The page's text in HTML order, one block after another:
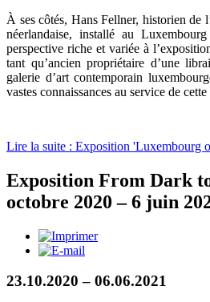
À ses côtés, Hans Fellner, historien de
néerlandaise, installé au
perspective riche et variée à
tant qu’ancien propriétaire d’une
galerie d’art contemporain
vastes connaissances au service de
Lire la suite : Exposition 'Luxembourg
Exposition From Dark
octobre 2020 – 6 juin
23.10.2020 – 06.06.2021